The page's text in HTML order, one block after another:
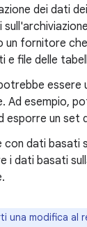
dei dati
un fornitore
e file delle
essere
Ad esempio,
esporre un set
con dati basati
i dati basati
una modifica al